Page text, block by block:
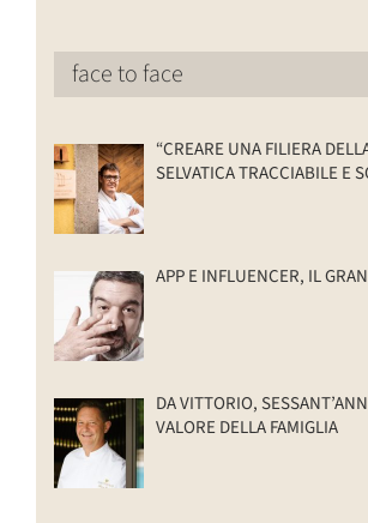
face to face
“CREARE UNA FILIERA
SELVATICA TRACCIABILE E
APP E INFLUENCER, IL
DA VITTORIO,
VALORE DELLA FAMIGLIA